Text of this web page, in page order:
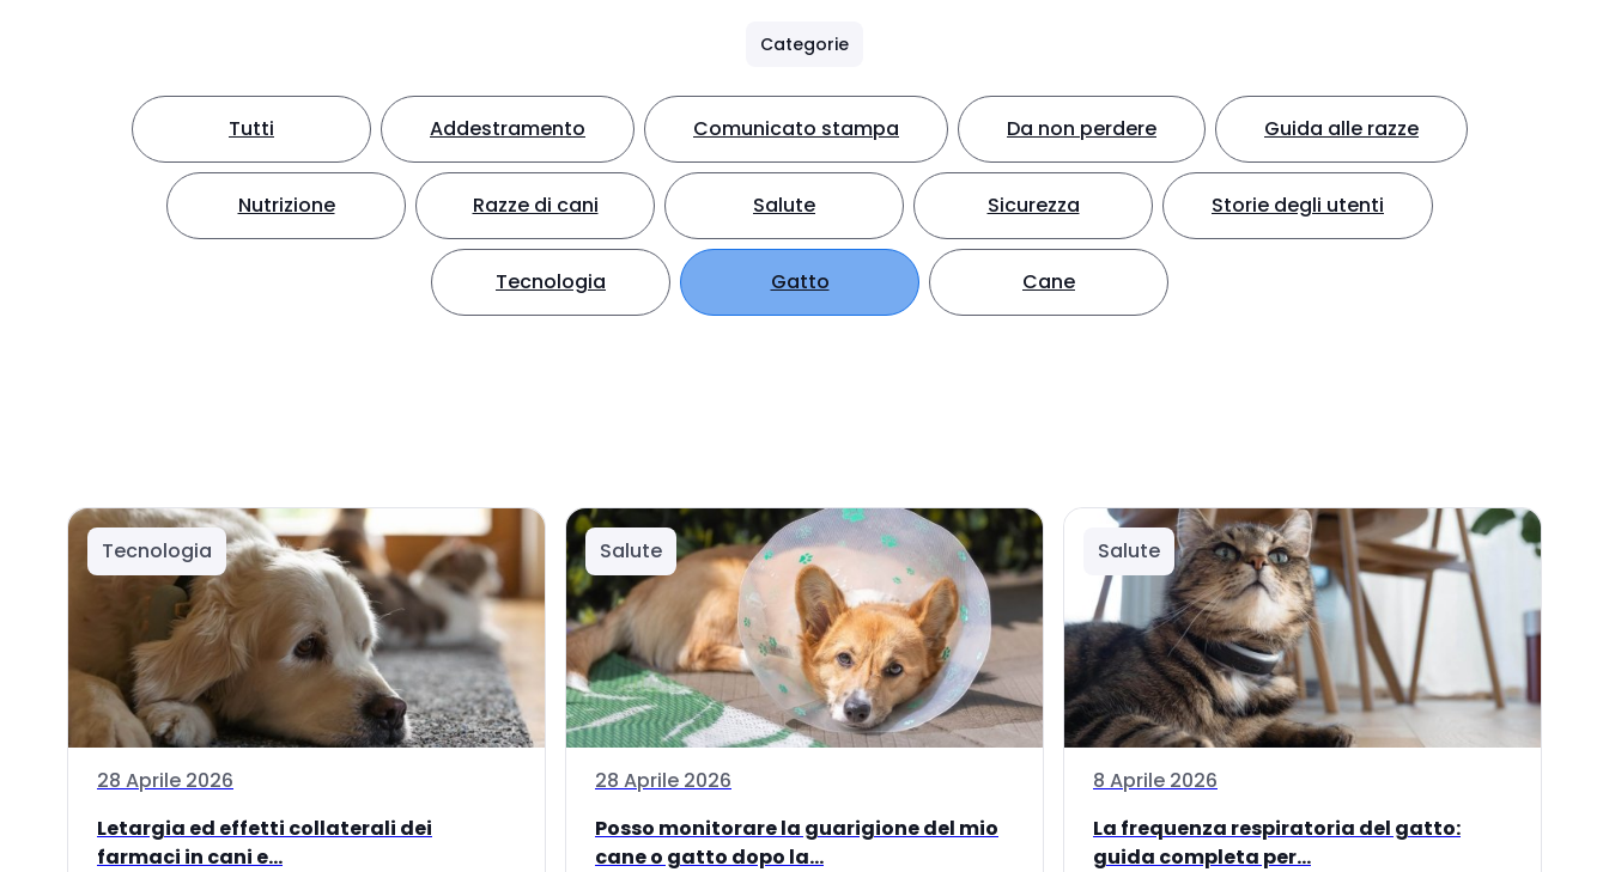
Categorie
Tutti Addestramento Comunicato stampa Da non perdere Guida alle razze
Nutrizione Razze di cani Salute Sicurezza Storie degli utenti
Tecnologia Gatto Cane
Tecnologia
28 Aprile 2026
Letargia ed effetti collaterali dei
farmaci in cani e...
Salute
28 Aprile 2026
Posso monitorare la guarigione del mio
cane o gatto dopo la...
Salute
8 Aprile 2026
La frequenza respiratoria del gatto:
guida completa per...